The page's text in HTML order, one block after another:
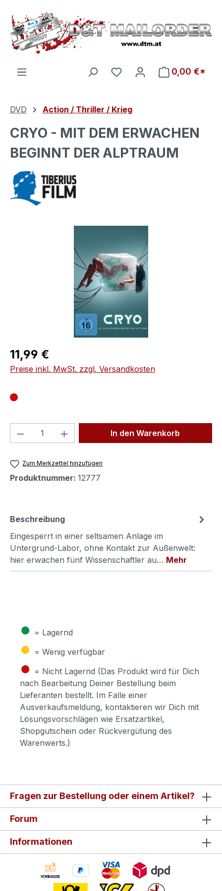
Zum Hauptinhalt springen
Du hast 0 Produkte auf
0,00 €*
DVD Action / Thriller / Krieg
CRYO - MIT DEM ERWACHEN
BEGINNT DER ALPTRAUM
Regulärer Preis:
11,99 €
Preise inkl. MwSt. zzgl. Versandkosten
Produkt Anzahl: Gib denIn den Warenkorb
Zum Merkzettel hinzufügen
Produktnummer: 12777
Beschreibung
Eingesperrt in einer seltsamen Anlage im
Untergrund-Labor, ohne Kontakt zur Außenwelt:
hier erwachen fünf Wissenschaftler au… Mehr
● = Lagernd
● = Wenig verfügbar
● = Nicht Lagernd (Das Produkt wird für Dich
nach Bearbeitung Deiner Bestellung beim
Lieferanten bestellt. Im Falle einer
Ausverkaufsmeldung, kontaktieren wir Dich mit
Lösungsvorschlägen wie Ersatzartikel,
Shopgutschein oder Rückvergütung des
Warenwerts.)
Fragen zur Bestellung oder einem Artikel?
Forum
Informationen